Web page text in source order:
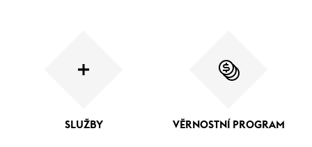
SLUŽBY VĚRNOSTNÍ PROGRAM